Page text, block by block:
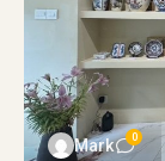
Mark 0